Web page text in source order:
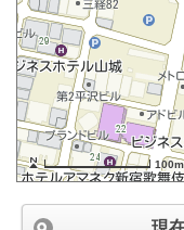
100m